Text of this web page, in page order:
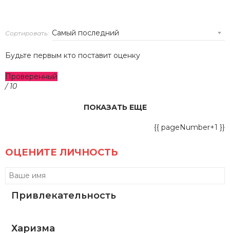
Сортировать:
Будьте первым кто поставит оценку
Проверенный
/ 10
ПОКАЗАТЬ ЕЩЕ
{{ pageNumber+1 }}
ОЦЕНИТЕ ЛИЧНОСТЬ
Привлекательность
Харизма